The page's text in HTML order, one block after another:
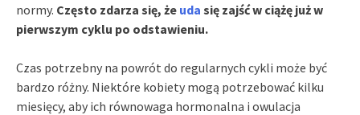
normy. Często zdarza się, że uda się zajść w ciążę już w
pierwszym cyklu po odstawieniu.
Czas potrzebny na powrót do regularnych cykli może być
bardzo różny. Niektóre kobiety mogą potrzebować kilku
miesięcy, aby ich równowaga hormonalna i owulacja